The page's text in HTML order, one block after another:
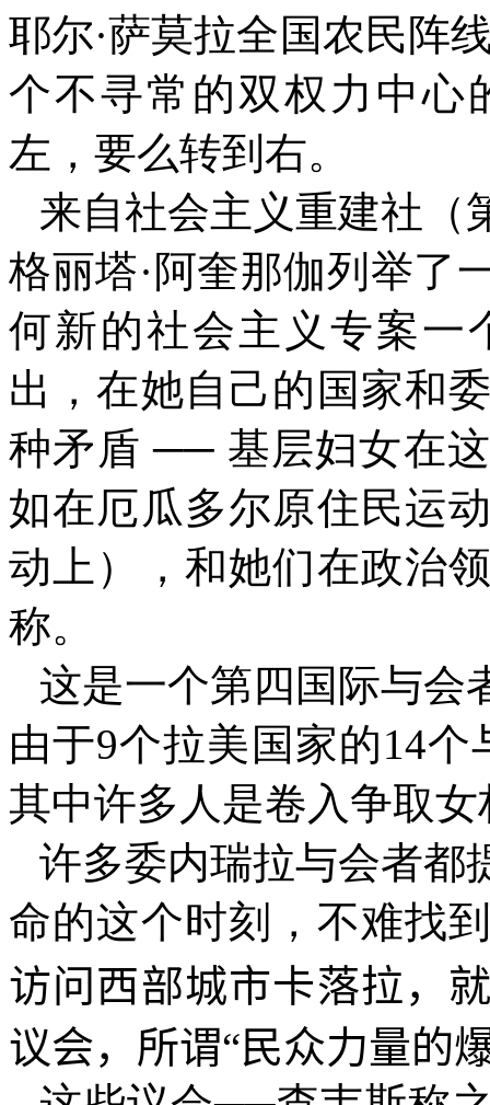
耶尔·萨莫拉全国农民阵
个不寻常的双权 力 中心
左，要么转到右。
来自社会主义重建社
格丽塔·阿奎那伽列举了
何新的社会主义专案一
出，在她自己的国家和
种矛盾 ── 基层妇女在
如在厄瓜多尔原住民运
动上），和她们在政治
称。
这是一个第四国际与会
由于9个拉美国家的14个
其中许多人是卷入争取
许多委内瑞拉与会者都
命的这个时刻，不难找
访问西部城市卡落拉，
议会，所谓“民众力量的